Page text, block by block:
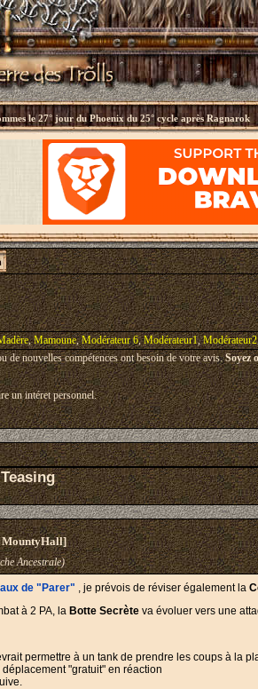
le27° jour du Phoenix du 25° cycle après Ragnarok
,Mamoune,Modérateur 6,Modérateur1,Modérateur2
de nouvelles compétences ont besoin de votre avis.Soyez
un intéret personnel.
Ancestrale)
de "Parer" , je prévois de réviser également la
à 2 PA, la Botte Secrète va évoluer vers une
permettre à un tank de prendre les coups à la
"gratuit" en réaction